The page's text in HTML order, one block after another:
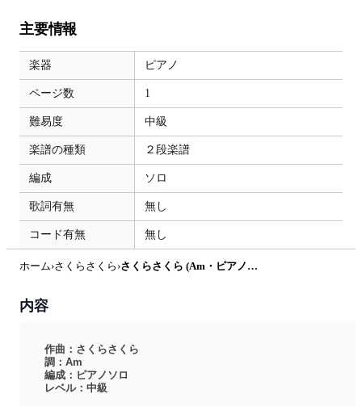
主要情報
楽器 ピアノ
ページ数 1
難易度 中級
楽譜の種類 ２段楽譜
編成 ソロ
歌詞有無 無し
コード有無 無し
ホーム›さくらさくら › さくらさくら (Am・ピアノソロ中級) by pfkaori
内容
作曲：さくらさくら
調：Am
編成：ピアノソロ
レベル：中級